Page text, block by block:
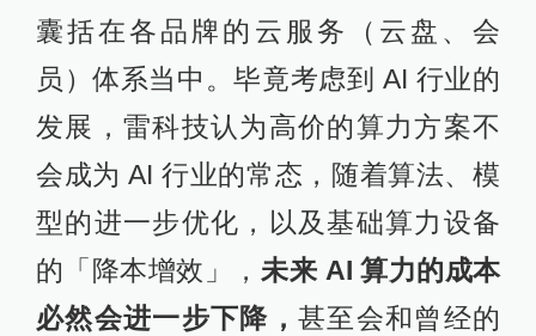
囊括在各品牌的云服务（云盘、会
员）体系当中。毕竟考虑到 AI 行业的
发展，雷科技认为高价的算力方案不
会成为 AI 行业的常态，随着算法、模
型的进一步优化，以及基础算力设备
的「降本增效」， 未来 AI 算力的成本
必然会进一步下降，甚至会和曾经的